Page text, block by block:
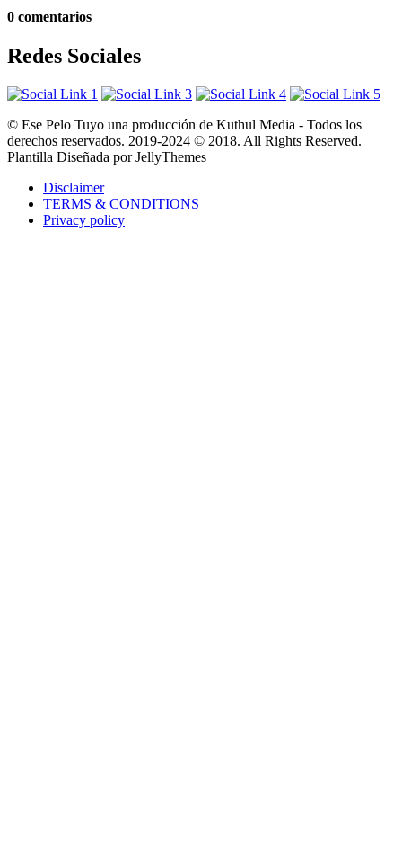
0 comentarios
Redes Sociales
© Ese Pelo Tuyo una producción de Kuthul Media - Todos los
derechos reservados. 2019-2024 © 2018. All Rights Reserved.
Plantilla Diseñada por JellyThemes
Disclaimer
TERMS & CONDITIONS
Privacy policy